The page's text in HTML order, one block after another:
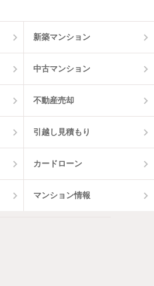
物件一覧に反映
新築マンション
中古マンション
不動産売却
引越し見積もり
カードローン
マンション情報